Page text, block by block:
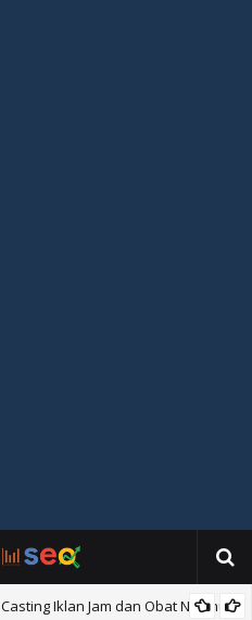
Casting Iklan Jam dan Obat Nyamuk